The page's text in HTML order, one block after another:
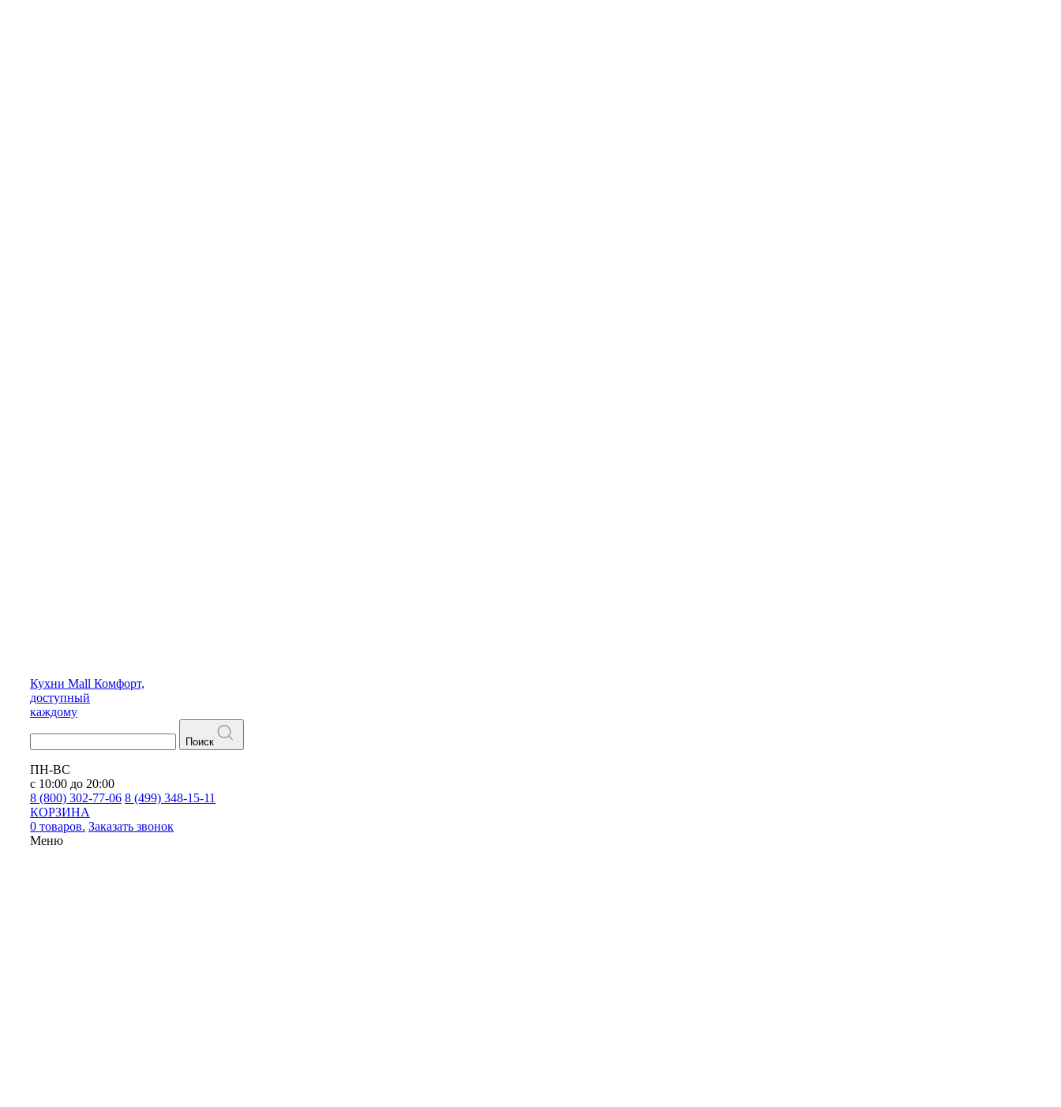
Кухни Mall Комфорт,
доступный
каждому
Поиск
ПН-ВС
с 10:00 до 20:00
8 (800) 302-77-06 8 (499) 348-15-11
КОРЗИНА
0 товаров. Заказать звонок
Меню